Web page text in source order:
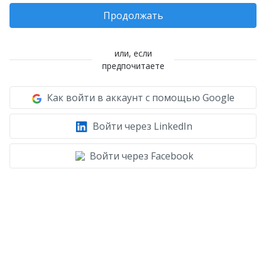
Продолжать
или, если
предпочитаете
Как войти в аккаунт с помощью Google
Войти через LinkedIn
Войти через Facebook